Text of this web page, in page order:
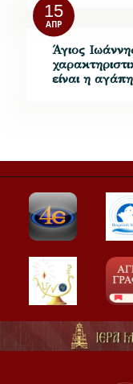
15
ΑΠΡ
Άγιος
είναι η